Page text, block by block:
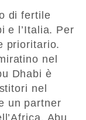
di fertile
e l’Italia. Per
prioritario.
nel
Dhabi è
nel
un partner
Abu